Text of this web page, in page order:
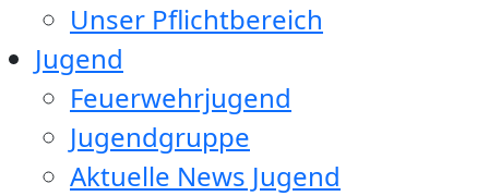
Unser Pflichtbereich
Jugend
Feuerwehrjugend
Jugendgruppe
Aktuelle News Jugend